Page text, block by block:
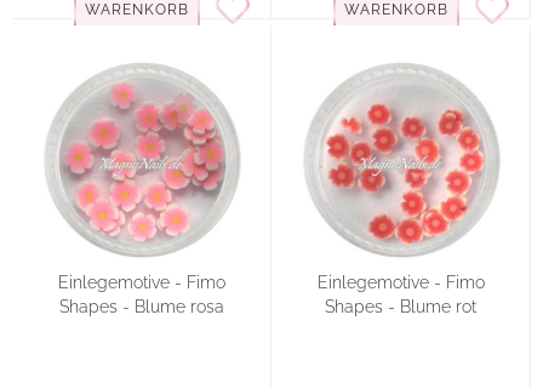
WARENKORB WARENKORB
Einlegemotive - Fimo
Shapes - Blume rosa
Einlegemotive - Fimo
Shapes - Blume rot